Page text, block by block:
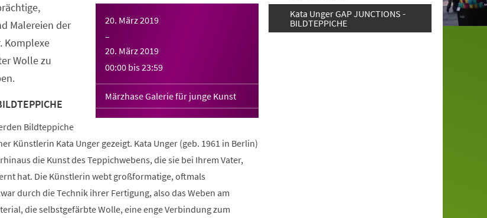
20. März 2019
–
20. März 2019
00:00 bis23:59
Märzhase Galerie für junge Kunst
Malereien der
Komplexe
Wolle zu
Bildteppiche
Künstlerin Kata Unger gezeigt. Kata Unger (geb. 1961 in Berlin)
die Kunst des Teppichwebens, die sie bei Ihrem Vater,
hat. Die Künstlerin webt großformatige, oftmals
durch die Technik ihrer Fertigung, also das Weben am
die selbstgefärbte Wolle, eine enge Verbindung zum
Kata Unger GAP JUNCTIONS -
BILDTEPPICHE